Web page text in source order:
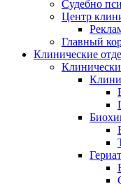
Судебно
Центр
Главный
Клинические